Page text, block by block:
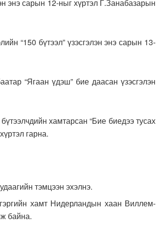
энэ сарын 12-ныг хүртэл Г.Занабазарын
“150 бүтээл” үзэсгэлэн энэ сарын 13-
“Ягаан үдэш” бие даасан үзэсгэлэн
хамтарсан “Бие биедээ тусах
гарна.
тэмцээн эхэлнэ.
хамт Нидерландын хаан Виллем-
байна.